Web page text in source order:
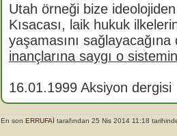
Utah örneği bize
Kısacası, laik hukuk
yaşamasını
inançlarına saygı o
16.01.1999 Aksiyon dergisi
En son ERRUFAİ tarafından 25 Nis 2014 11:18